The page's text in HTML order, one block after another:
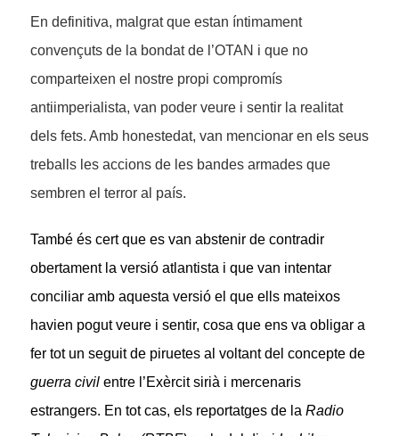
En definitiva, malgrat que estan íntimament
convençuts de la bondat de l’OTAN i que no
comparteixen el nostre propi compromís
antiimperialista, van poder veure i sentir la realitat
dels fets. Amb honestedat, van mencionar en els seus
treballs les accions de les bandes armades que
sembren el terror al país.
També és cert que es van abstenir de contradir
obertament la versió atlantista i que van intentar
conciliar amb aquesta versió el que ells mateixos
havien pogut veure i sentir, cosa que ens va obligar a
fer tot un seguit de piruetes al voltant del concepte de
guerra civil entre l’Exèrcit sirià i mercenaris
estrangers. En tot cas, els reportatges de la Radio